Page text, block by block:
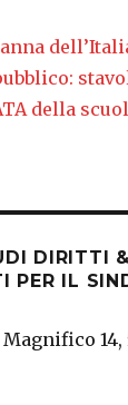
della
DIRITTI
PER IL
14,